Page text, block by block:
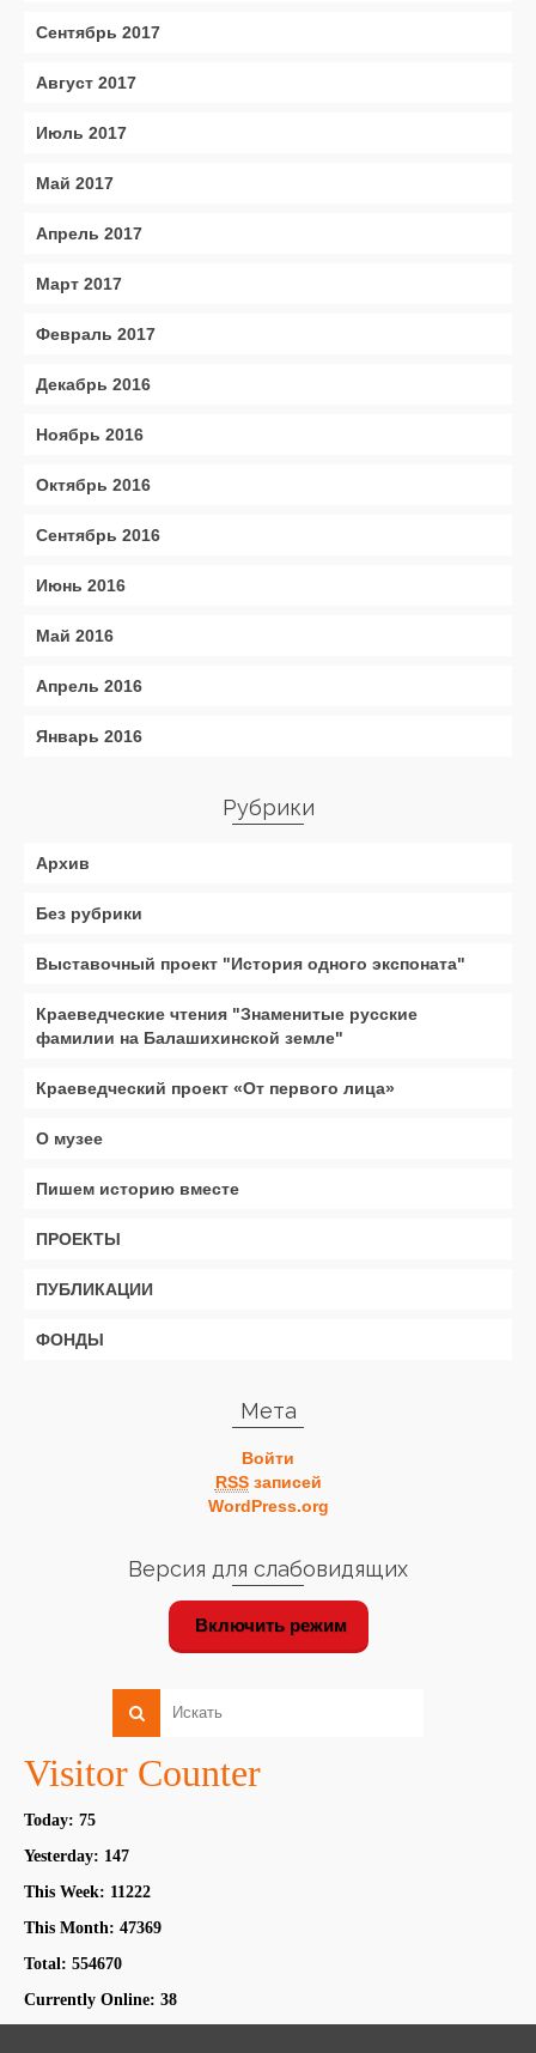
Сентябрь 2017
Август 2017
Июль 2017
Май 2017
Апрель 2017
Март 2017
Февраль 2017
Декабрь 2016
Ноябрь 2016
Октябрь 2016
Сентябрь 2016
Июнь 2016
Май 2016
Апрель 2016
Январь 2016
Рубрики
Архив
Без рубрики
Выставочный проект "История одного экспоната"
Краеведческие чтения "Знаменитые русские
фамилии на Балашихинской земле"
Краеведческий проект «От первого лица»
О музее
Пишем историю вместе
ПРОЕКТЫ
ПУБЛИКАЦИИ
ФОНДЫ
Мета
Войти
RSSзаписей
WordPress.org
Версия для слабовидящих
Включить режим
Visitor Counter
Today: 75
Yesterday: 147
This Week: 11222
This Month: 47369
Total: 554670
Currently Online: 38